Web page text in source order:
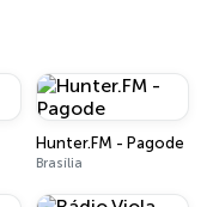
Hunter.FM - Pagode
Brasília